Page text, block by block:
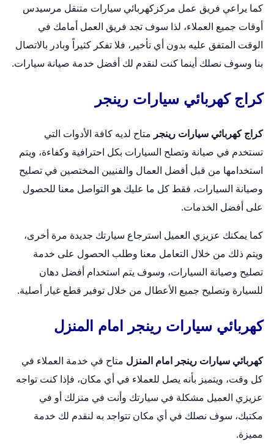
كما يراعي فريق عمل مركز كهربائي سيارات متنقل مرسيدس
أوقات جميع العملاء، لذا سوف تجد فريق العمل أمامك في
الوقت المتفق عليه بدون أي تأخير، فلا تفكر كثيراً وبادر بالاتصال
بنا وسوف نصلك أينما كنت لنقدم لك أفضل خدمة صيانة سيارات.
كراج كهربائي سيارات رينجر
كراج كهربائي سيارات رينجر متاح لديه كافة الأدوات التي
تستخدم في صيانة وتصلح السيارات بكل احترافية وكفاءة، ويتم
استخدامها من قبل أفضل العمال والفنيين المختصين في تصليح
وصيانة السيارات، فقط كل ما عليك هو التواصل معنا للحصول
على أفضل الخدمات.
كما يمكنك عزيزي العميل استرجاع سيارتك جديدة مرة أخرى،
ويتم ذلك من خلال التعامل معنا وطلب الحصول على خدمة
تصليح وصيانة السيارات، وسوف يتم استخدام أفضل دهان
للسيارة وتصليح جميع الأعطال من خلال توفير قطع غيار أصلية.
كهربائي سيارات رينجر امام المنزل
كهربائي سيارات رينجر امام المنزل متاح في خدمة العملاء في
كل وقت، ويتميز بأنه يصل للعملاء في أي مكان، فإذا كنت تواجه
عزيزي العميل مشكلة في سيارتك وأنت في منزلك أو في
مكتبك، سوف نصلك في أي مكان تتواجد به لنقدم لك خدمة
مميزة.